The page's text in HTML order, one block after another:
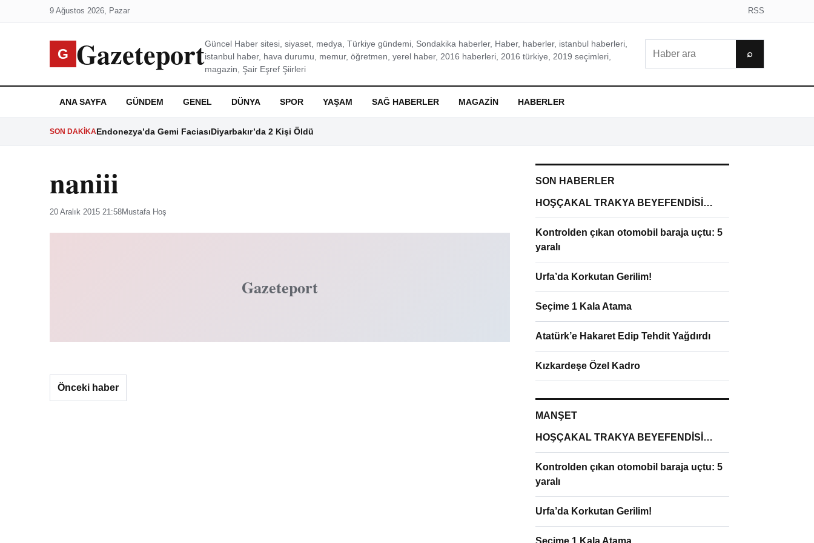
9 Ağustos 2026, Pazar RSS
G GazeteportGüncel Haber sitesi, siyaset, medya, Türkiye gündemi, Sondakika haberler, Haber, haberler, istanbul haberleri,
istanbul haber, hava durumu, memur, öğretmen, yerel haber, 2016 haberleri, 2016 türkiye, 2019 seçimleri,
magazin, Şair Eşref Şiirleri
⌕
ANA SAYFA GÜNDEM GENEL DÜNYA SPOR YAŞAM SAĞ HABERLER MAGAZIN HABERLER
SON DAKIKAEndonezya’da Gemi FaciasıDiyarbakır’da 2 Kişi Öldü
naniii
20 Aralık 2015 21:58Mustafa Hoş
Gazeteport
Önceki haber
SON HABERLER
HOŞÇAKAL TRAKYA BEYEFENDİSİ…
Kontrolden çıkan otomobil baraja uçtu: 5
yaralı
Urfa’da Korkutan Gerilim!
Seçime 1 Kala Atama
Atatürk’e Hakaret Edip Tehdit Yağdırdı
Kızkardeşe Özel Kadro
MANŞET
HOŞÇAKAL TRAKYA BEYEFENDİSİ…
Kontrolden çıkan otomobil baraja uçtu: 5
yaralı
Urfa’da Korkutan Gerilim!
Seçime 1 Kala Atama